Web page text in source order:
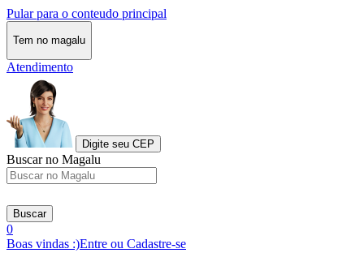
Pular para o conteudo principal
Tem no magalu
Atendimento
Digite seu CEP
Buscar no Magalu
Buscar
0
Boas vindas :)Entre ou Cadastre-se